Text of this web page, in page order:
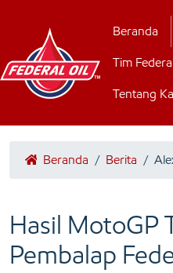
Hubungi Kamii
Beranda
Tim
Tentang
Beranda / Berita /
Hasil MotoGP
Pembalap